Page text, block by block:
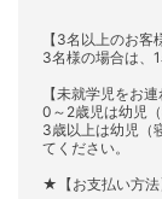
【3名以上のお客
3名様の場合は、
【未就学児をお連
0～2歳児は幼児
3歳以上は幼児（
てください。
★【お支払い方法